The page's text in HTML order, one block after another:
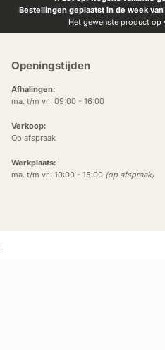
Bestellingen geplaatst in de week
Het gewenste product op
Openingstijden
Afhalingen:
ma. t/m vr.: 09:00 - 16:00
Verkoop:
Op afspraak
Werkplaats:
ma. t/m vr.: 10:00 - 15:00 (op afspraak)